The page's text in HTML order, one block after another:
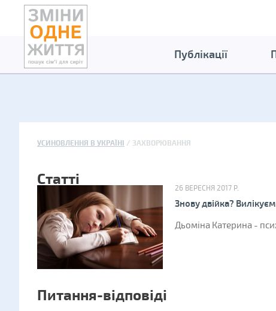
Публікації
УСИНОВЛЕННЯ В УКРАЇНІ ЗАХВОРЮВАННЯ
Статті
26 ВЕРЕСНЯ 2017 Р.
Знову двійка?
Дьоміна Катерина -
Питання-відповіді